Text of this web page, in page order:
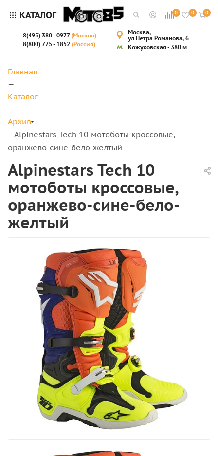
КАТАЛОГ 0 0 0
8(495) 380 - 0977(Москва)
8(800) 775 - 1852 (Россия)
Москва,
ул Петра Романова, 6
Кожуховская - 380 м
Главная
—
Каталог
—
Архив
—Alpinestars Tech 10 мотоботы кроссовые,
оранжево-сине-бело-желтый
Alpinestars Tech 10
мотоботы кроссовые,
оранжево-сине-бело-
желтый